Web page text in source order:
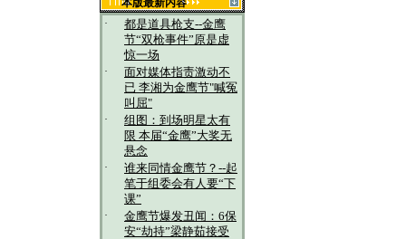
本版最新内容
·
都是道具枪支--金鹰
节“双枪事件”原是虚
惊一场
·
面对媒体指责激动不
已 李湘为金鹰节"喊冤
叫屈"
·
组图：到场明星太有
限 本届“金鹰”大奖无
悬念
·
谁来同情金鹰节？--起
笔于组委会有人要“下
课”
·
金鹰节爆发丑闻：6保
安“劫持”梁静茹接受